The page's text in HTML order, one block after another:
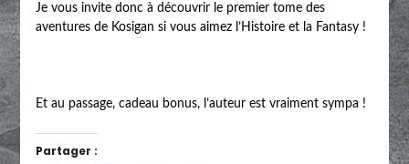
Je vous invite donc à découvrir le premier tome des
aventures de Kosigan si vous aimez l’Histoire et la Fantasy !
Et au passage, cadeau bonus, l’auteur est vraiment sympa !
Partager :